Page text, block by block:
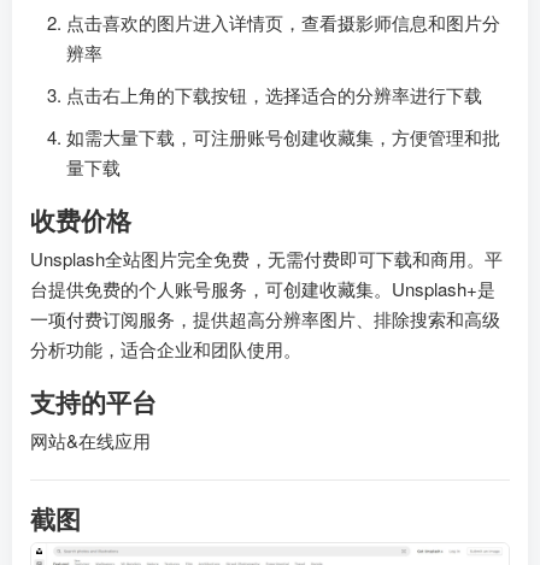
点击喜欢的图片进入详情页，查看摄影师信息和图片分
辨率
点击右上角的下载按钮，选择适合的分辨率进行下载
如需大量下载，可注册账号创建收藏集，方便管理和批
量下载
收费价格
Unsplash全站图片完全免费，无需付费即可下载和商用。平
台提供免费的个人账号服务，可创建收藏集。Unsplash+是
一项付费订阅服务，提供超高分辨率图片、排除搜索和高级
分析功能，适合企业和团队使用。
支持的平台
网站&在线应用
截图